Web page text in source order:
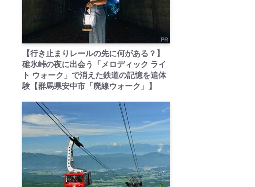
PR
【行き止まりレールの先に何がある？】
碓氷峠の夜に出会う「メロディック ライ
ト ウォーク」で消えた鉄道の記憶を追体
験【群馬県安中市「廃線ウォーク」】